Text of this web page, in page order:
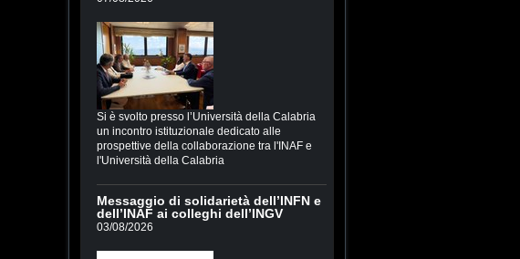
Si è svolto presso l’Università della Calabria
un incontro istituzionale dedicato alle
prospettive della collaborazione tra l'INAF e
l'Università della Calabria
Messaggio di solidarietà dell’INFN e
dell’INAF ai colleghi dell’INGV
03/08/2026